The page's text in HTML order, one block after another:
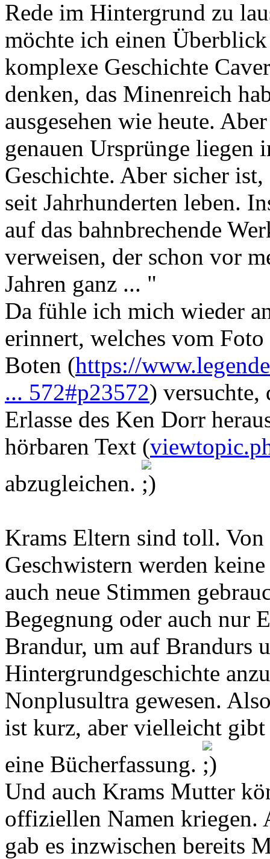
Rede im Hintergrund zu
möchte ich einen
komplexe Geschichte
denken, das Minenreich
ausgesehen wie heute.
genauen Ursprünge liegen
Geschichte. Aber sicher
seit Jahrhunderten leben.
auf das bahnbrechende
verweisen, der schon vor
Jahren ganz ... "
Da fühle ich mich wieder
erinnert, welches vom Foto
Boten (https://
... 572#p23572)
Erlasse des Ken Dorr
hörbaren Text (
abzugleichen.
Krams Eltern sind toll.
Geschwistern werden
auch neue Stimmen
Begegnung oder auch nur
Brandur, um auf Brandurs
Hintergrundgeschichte
Nonplusultra gewesen.
ist kurz, aber vielleicht
eine Bücherfassung.
Und auch Krams Mutter
offiziellen Namen kriegen.
gab es inzwischen bereits